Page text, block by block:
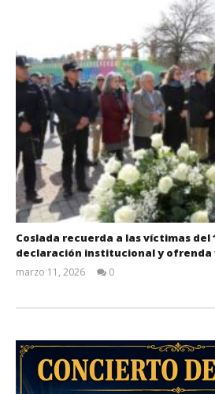
Coslada recuerda a las víctimas del
declaración institucional y ofrenda
marzo 11, 2026
0